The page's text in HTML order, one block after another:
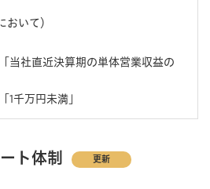
おいて）
当社直近決算期の単体営業収益の
1千万円未満」
ト体制 更新